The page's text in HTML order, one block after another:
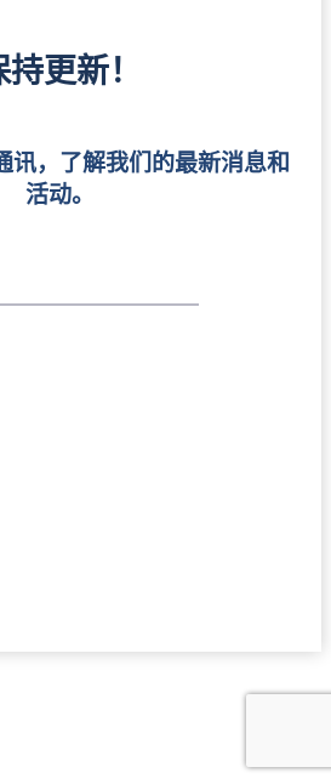
持更新！
讯，了解我们的最新消息和
活动。